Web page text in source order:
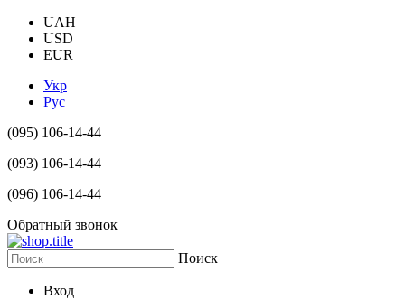
UAH
USD
EUR
Укр
Рус
(095) 106-14-44
(093) 106-14-44
(096) 106-14-44
Обратный звонок
Поиск
Вход